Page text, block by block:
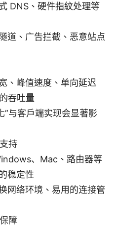
DNS、硬件指紋处理等
道、广告拦截、恶意站点
、峰值速度、单向延迟
吞吐量
”与客户端实现会显著影
持
、Mac、路由器等
稳定性
网络环境、易用的连接管
障